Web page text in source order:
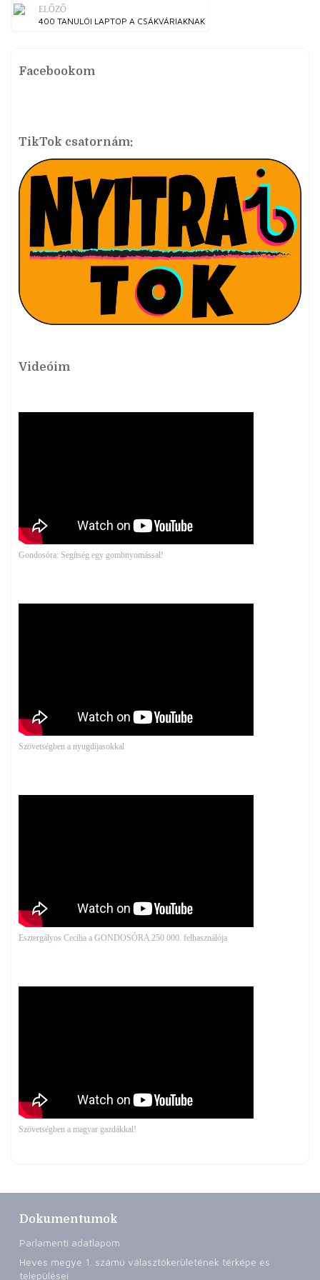
ELŐZŐ
400 TANULÓI LAPTOP A CSÁKVÁRIAKNAK
Facebookom
TikTok csatornám:
Videóim
Gondosóra: Segítség egy gombnyomással!
Szövetségben a nyugdíjasokkal
Esztergályos Cecília a GONDOSÓRA 250 000. felhasználója
Szövetségben a magyar gazdákkal!
Dokumentumok
Parlamenti adatlapom
Heves megye 1. számú választókerületének térképe és
települései